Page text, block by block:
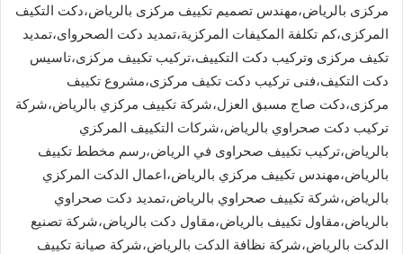
مركزى بالرياض،مهندس تصميم تكييف مركزى بالرياض،دكت التكيف
المركزى،كم تكلفة المكيفات المركزية،تمديد دكت الصحرواى،تمديد
تكيف مركزى وتركيب دكت التكييف،تركيب تكييف مركزى،تاسيس
دكت التكيف،فنى تركيب دكت تكيف مركزى،مشروع تكييف
مركزى،دكت صاج مسبق العزل،شركة تكييف مركزي بالرياض،شركة
تركيب دكت صحراوي بالرياض،شركات التكييف المركزي
بالرياض،تركيب تكييف صحراوى في الرياض،رسم مخطط تكييف
بالرياض،مهندس تكييف مركزي بالرياض،اعمال الدكت المركزي
بالرياض،شركة تكييف صحراوي بالرياض،تمديد دكت صحراوي
بالرياض،مقاول تكييف بالرياض،مقاول دكت بالرياض،شركة تصنيع
الدكت بالرياض،شركة نظافة الدكت بالرياض،شركة صيانة تكييف